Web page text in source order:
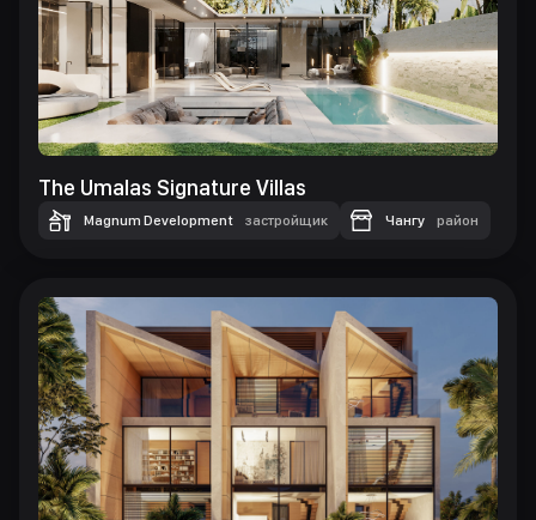
The Umalas Signature Villas
Magnum Development застройщик Чангу район